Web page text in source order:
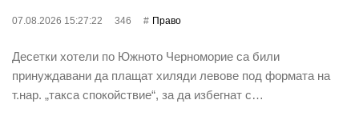
07.08.2026 15:27:22 346 Право
Десетки хотели по Южното Черноморие са били
принуждавани да плащат хиляди левове под формата на
т.нар. „такса спокойствие“, за да избегнат с…